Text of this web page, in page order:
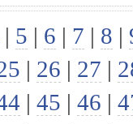
| 5 | 6 | 7 | 8 |
| 26 | 27 |
| 45 | 46 |